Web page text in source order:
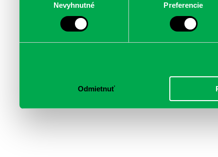
médií, inzercie a
informácie skombinovať
Nevyhnutné Preferencie
Odmietnuť